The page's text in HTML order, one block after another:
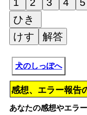
犬のしっぽへ
感想、エラー報告
あなたの感想やエラ